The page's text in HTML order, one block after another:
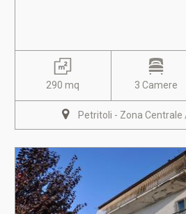
290 mq 3 Camere
Petritoli - Zona